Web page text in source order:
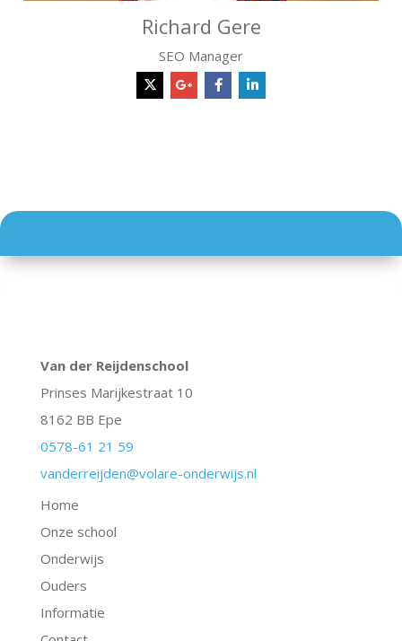
Richard Gere
SEO Manager
Van der Reijdenschool
Prinses Marijkestraat 10
8162 BB Epe
0578-61 21 59
vanderreijden@volare-onderwijs.nl
Home
Onze school
Onderwijs
Ouders
Informatie